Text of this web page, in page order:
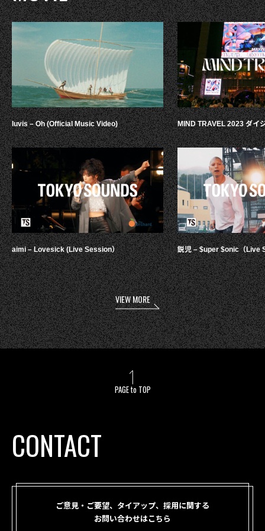
luvis – Oh (Official Music Video)
aimi – Lovesick (Live Session）
MIND TRAVEL 2023 ダイ
鋭児 – $uper $onic（Live
VIEW MORE
PAGE to TOP
CONTACT
ご意見・ご要望、タイアップ、採用に関する
お問い合わせはこちら